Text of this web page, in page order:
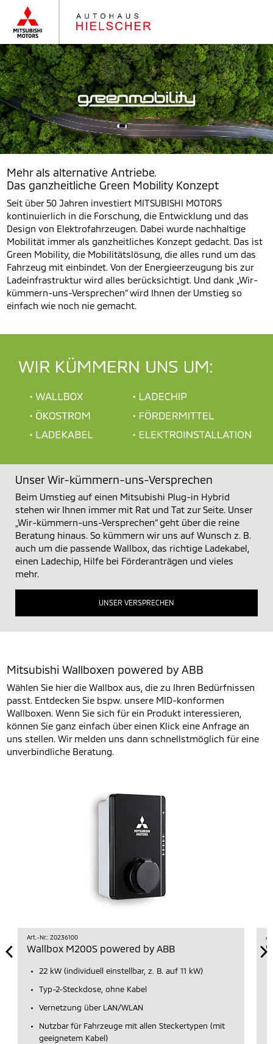
Mehr als alternative Antriebe.
Das ganzheitliche Green Mobility Konzept
Seit über 50 Jahren investiert MITSUBISHI MOTORS
kontinuierlich in die Forschung, die Entwicklung und das
Design von Elektrofahrzeugen. Dabei wurde nachhaltige
Mobilität immer als ganzheitliches Konzept gedacht. Das ist
Green Mobility, die Mobilitätslösung, die alles rund um das
Fahrzeug mit einbindet. Von der Energieerzeugung bis zur
Ladeinfrastruktur wird alles berücksichtigt. Und dank „Wir-
kümmern-uns-Versprechen“ wird Ihnen der Umstieg so
einfach wie noch nie gemacht.
Unser Wir-kümmern-uns-Versprechen
Beim Umstieg auf einen Mitsubishi Plug-in Hybrid
stehen wir Ihnen immer mit Rat und Tat zur Seite. Unser
„Wir-kümmern-uns-Versprechen“ geht über die reine
Beratung hinaus. So kümmern wir uns auf Wunsch z. B.
auch um die passende Wallbox, das richtige Ladekabel,
einen Ladechip, Hilfe bei Förderanträgen und vieles
mehr.
UNSER VERSPRECHEN
Mitsubishi Wallboxen powered by ABB
Wählen Sie hier die Wallbox aus, die zu Ihren Bedürfnissen
passt. Entdecken Sie bspw. unsere MID-konformen
Wallboxen. Wenn Sie sich für ein Produkt interessieren,
können Sie ganz einfach über einen Klick eine Anfrage an
uns stellen. Wir melden uns dann schnellstmöglich für eine
unverbindliche Beratung.
Art.-Nr.: Z0236100
Wallbox M200S powered by ABB
22 kW (individuell einstellbar, z. B. auf 11 kW)
Typ-2-Steckdose, ohne Kabel
Vernetzung über LAN/WLAN
Nutzbar für Fahrzeuge mit allen Steckertypen (mit
geeignetem Kabel)